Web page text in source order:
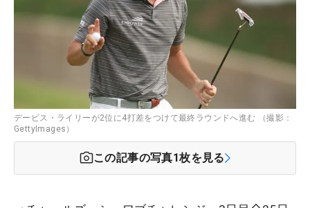
デービス・ライリーが2位に4打差をつけて最終ラウンドへ進む （撮影：
GettyImages）
この記事の写真1枚を見る